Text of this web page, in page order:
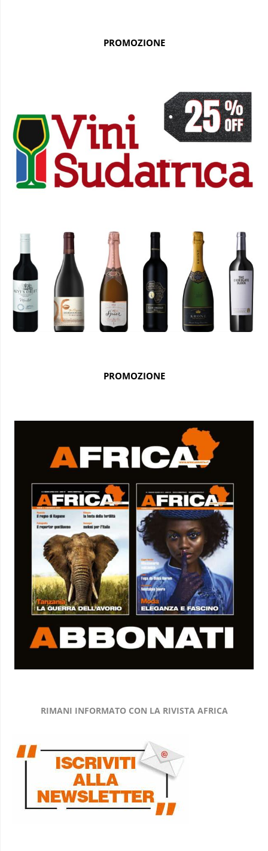
PROMOZIONE
PROMOZIONE
RIMANI INFORMATO CON LA RIVISTA AFRICA